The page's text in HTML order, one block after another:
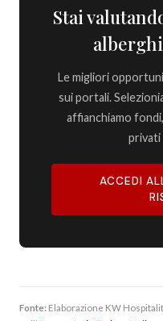
Stai
Le migliori
sui portali.
affianchiamo
privati
ACCEDI
Fonte: Elaborazione KW